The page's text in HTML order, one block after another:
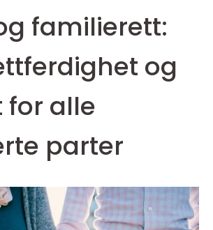
familierett:
og
for alle
parter